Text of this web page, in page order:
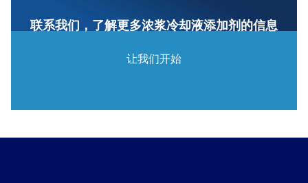
联系我们，了解更多浓浆冷却液添加剂的信息
让我们开始